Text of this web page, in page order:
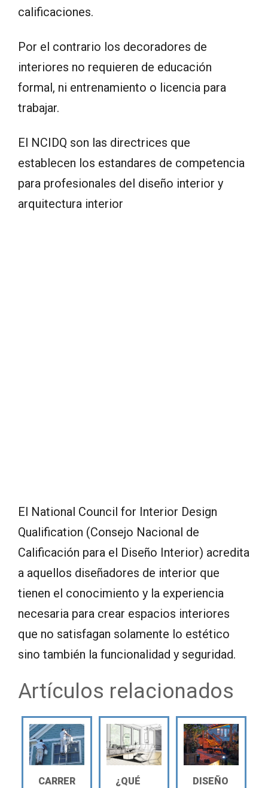
calificaciones.
Por el contrario los decoradores de
interiores no requieren de educación
formal, ni entrenamiento o licencia para
trabajar.
El NCIDQ son las directrices que
establecen los estandares de competencia
para profesionales del diseño interior y
arquitectura interior
El National Council for Interior Design
Qualification (Consejo Nacional de
Calificación para el Diseño Interior) acredita
a aquellos diseñadores de interior que
tienen el conocimiento y la experiencia
necesaria para crear espacios interiores
que no satisfagan solamente lo estético
sino también la funcionalidad y seguridad.
Artículos relacionados
CARRER
¿QUÉ
DISEÑO